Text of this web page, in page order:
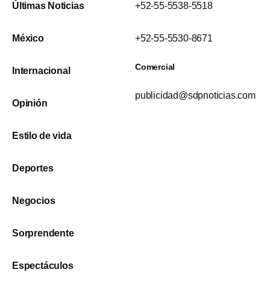
Últimas Noticias
México
Internacional
Opinión
Estilo de vida
Deportes
Negocios
Sorprendente
Espectáculos
+52-55-5538-5518
+52-55-5530-8671
Comercial
publicidad@sdpnoticias.com